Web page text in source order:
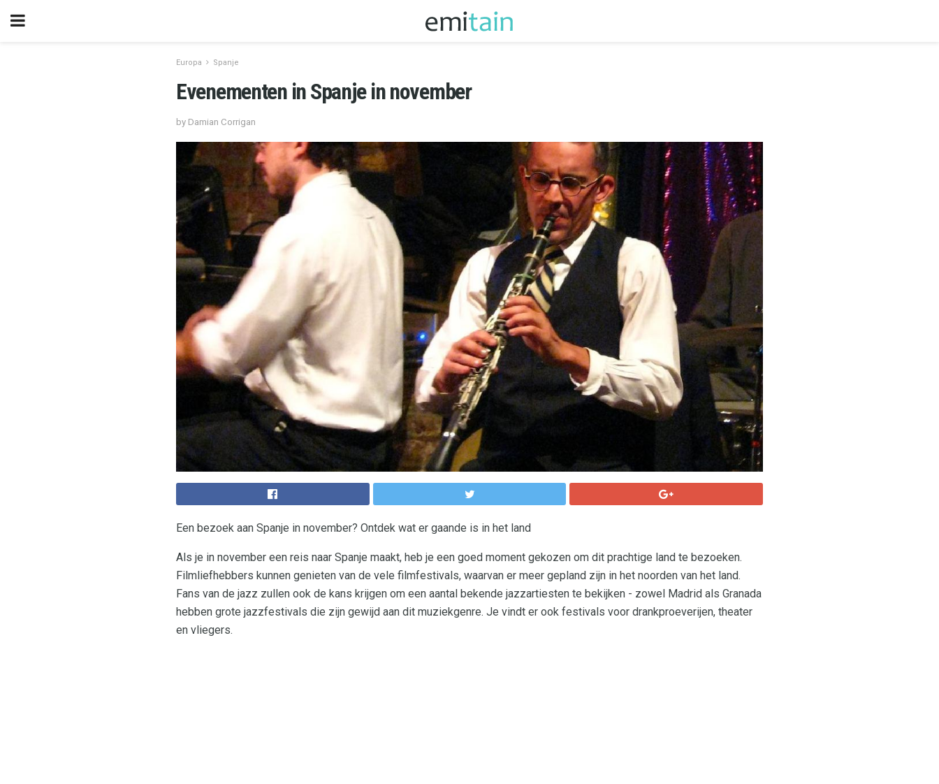
Europa Spanje
Evenementen in Spanje in november
by Damian Corrigan
Een bezoek aan Spanje in november? Ontdek wat er gaande is in het land
Als je in november een reis naar Spanje maakt, heb je een goed moment gekozen om dit prachtige land te bezoeken.
Filmliefhebbers kunnen genieten van de vele filmfestivals, waarvan er meer gepland zijn in het noorden van het land.
Fans van de jazz zullen ook de kans krijgen om een ​​aantal bekende jazzartiesten te bekijken - zowel Madrid als Granada
hebben grote jazzfestivals die zijn gewijd aan dit muziekgenre. Je vindt er ook festivals voor drankproeverijen, theater
en vliegers.